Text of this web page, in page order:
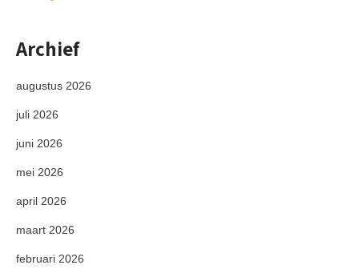
Archief
augustus 2026
juli 2026
juni 2026
mei 2026
april 2026
maart 2026
februari 2026